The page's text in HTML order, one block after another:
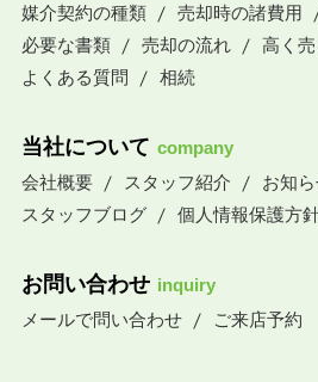
媒介契約の種類
売却時の諸費用
必要な書類
売却の流れ
高く
よくある質問
相続
当社について company
会社概要
スタッフ紹介 お知
スタッフブログ
個人情報保護方
お問い合わせ inquiry
メールで問い合わせ
ご来店予約